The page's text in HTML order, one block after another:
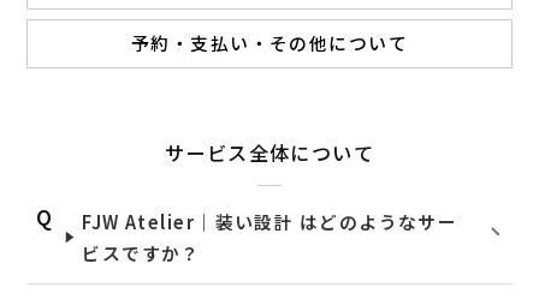
予約・支払い・その他について
サービス全体について
FJW Atelier｜装い設計 はどのようなサー
ビスですか？